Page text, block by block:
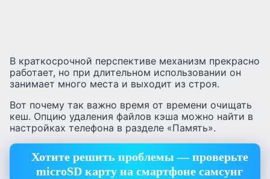
В краткосрочной перспективе механизм прекрасно
работает, но при длительном использовании он
занимает много места и выходит из строя.
Вот почему так важно время от времени очищать
кеш. Опцию удаления файлов кэша можно найти в
настройках телефона в разделе «Память».
Хотите решить проблемы — проверьте
microSD карту на смартфоне самсунг